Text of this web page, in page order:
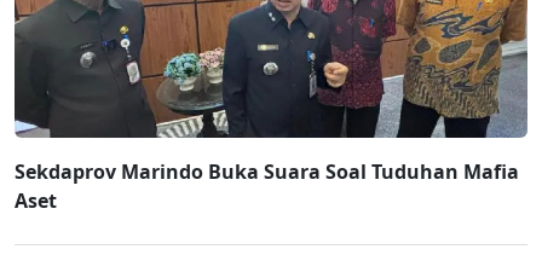
Sekdaprov Marindo Buka Suara Soal Tuduhan Mafia
Aset